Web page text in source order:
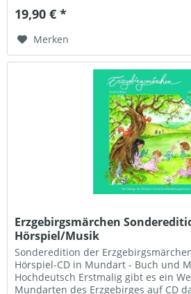
19,90 € *
Merken
Erzgebirgsmärchen
Hörspiel/Musik
Sonderedition der
Hörspiel-CD in Mundart - Buch und
Hochdeutsch Erstmalig gibt es ein
Mundarten des Erzgebirges auf CD